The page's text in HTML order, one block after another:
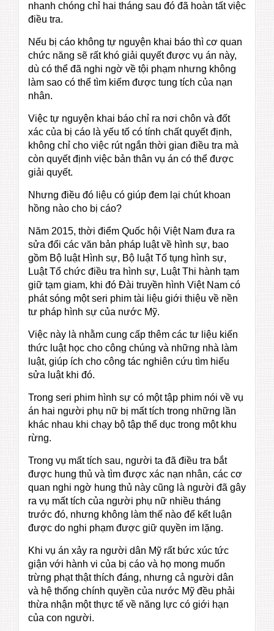
nhanh chóng chỉ hai tháng sau đó đã hoàn tất việc
điều tra.
Nếu bị cáo không tự nguyện khai báo thì cơ quan
chức năng sẽ rất khó giải quyết được vụ án này,
dù có thể đã nghi ngờ về tội phạm nhưng không
làm sao có thể tìm kiếm được tung tích của nạn
nhân.
Việc tự nguyện khai báo chỉ ra nơi chôn và đốt
xác của bị cáo là yếu tố có tính chất quyết định,
không chỉ cho việc rút ngắn thời gian điều tra mà
còn quyết định việc bản thân vụ án có thể được
giải quyết.
Nhưng điều đó liệu có giúp đem lại chút khoan
hồng nào cho bị cáo?
Năm 2015, thời điểm Quốc hội Việt Nam đưa ra
sửa đổi các văn bản pháp luật về hình sự, bao
gồm Bộ luật Hình sự, Bộ luật Tố tụng hình sự,
Luật Tổ chức điều tra hình sự, Luật Thi hành tạm
giữ tạm giam, khi đó Đài truyền hình Việt Nam có
phát sóng một seri phim tài liệu giới thiệu về nền
tư pháp hình sự của nước Mỹ.
Việc này là nhằm cung cấp thêm các tư liệu kiến
thức luật học cho công chúng và những nhà làm
luật, giúp ích cho công tác nghiên cứu tìm hiểu
sửa luật khi đó.
Trong seri phim hình sự có một tập phim nói về vụ
án hai người phụ nữ bị mất tích trong những lần
khác nhau khi chạy bộ tập thể dục trong một khu
rừng.
Trong vụ mất tích sau, người ta đã điều tra bắt
được hung thủ và tìm được xác nạn nhân, các cơ
quan nghi ngờ hung thủ này cũng là người đã gây
ra vụ mất tích của người phụ nữ nhiều tháng
trước đó, nhưng không làm thế nào để kết luận
được do nghi phạm được giữ quyền im lặng.
Khi vụ án xảy ra người dân Mỹ rất bức xúc tức
giận với hành vi của bị cáo và họ mong muốn
trừng phạt thật thích đáng, nhưng cả người dân
và hệ thống chính quyền của nước Mỹ đều phải
thừa nhận một thực tế về năng lực có giới hạn
của con người.